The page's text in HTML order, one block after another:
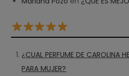
¿CUAL PERFUME DE CAROLINA
PARA MUJER?